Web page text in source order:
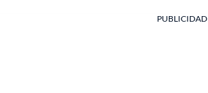
PUBLICIDAD